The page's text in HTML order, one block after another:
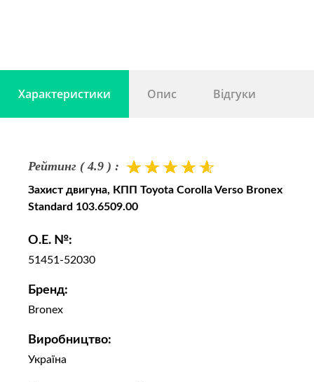
Характеристики Опис Відгуки
Рейтинг ( 4.9 ) :
Захист двигуна, КПП Toyota Corolla Verso Bronex
Standard 103.6509.00
O.E. №:
51451-52030
Бренд:
Bronex
Виробництво:
Україна